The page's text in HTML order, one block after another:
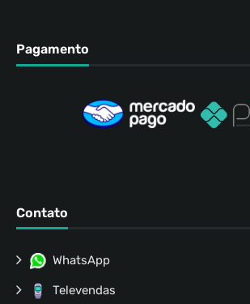
Pagamento
Contato
WhatsApp
Televendas